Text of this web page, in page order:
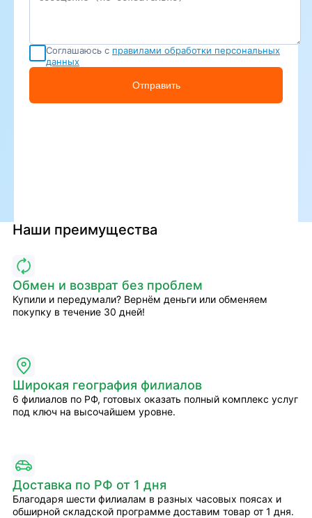
Соглашаюсь с правилами обработки персональных
данных
Отправить
Наши преимущества
Обмен и возврат без проблем
Купили и передумали? Вернём деньги или обменяем
покупку в течение 30 дней!
Широкая география филиалов
6 филиалов по РФ, готовых оказать полный комплекс услуг
под ключ на высочайшем уровне.
Доставка по РФ от 1 дня
Благодаря шести филиалам в разных часовых поясах и
обширной складской программе доставим товар от 1 дня.